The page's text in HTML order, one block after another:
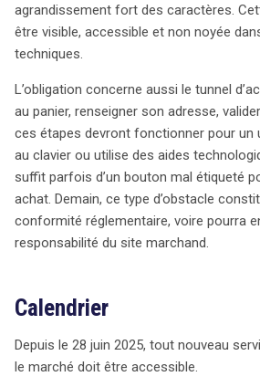
agrandissement fort des caractères.
être visible, accessible et non noyée
techniques.
L’obligation concerne aussi le tunnel
au panier, renseigner son adresse,
ces étapes devront fonctionner pour un
au clavier ou utilise des aides
suffit parfois d’un bouton mal étiqueté
achat. Demain, ce type d’obstacle
conformité réglementaire, voire pourra
responsabilité du site marchand.
Calendrier
Depuis le 28 juin 2025, tout nouveau
le marché doit être accessible.